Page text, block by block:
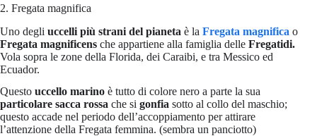
2. Fregata magnifica
Uno degli uccelli più strani del pianeta è la Fregata magnifica o
Fregata magnificens che appartiene alla famiglia delle Fregatidi.
Vola sopra le zone della Florida, dei Caraibi, e tra Messico ed
Ecuador.
Questo uccello marino è tutto di colore nero a parte la sua
particolare sacca rossa che si gonfia sotto al collo del maschio;
questo accade nel periodo dell’accoppiamento per attirare
l’attenzione della Fregata femmina. (sembra un panciotto)